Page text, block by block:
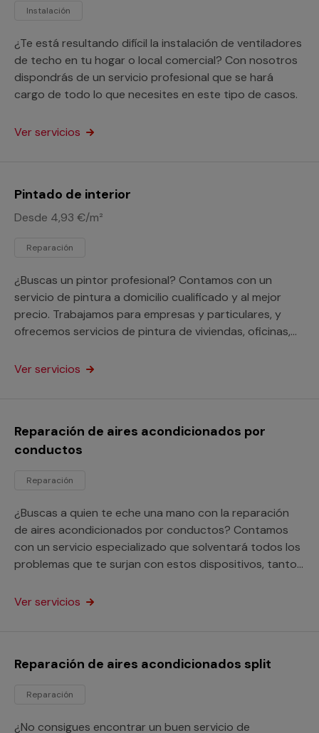
Instalación
¿Te está resultando difícil la instalación de ventiladores
de techo en tu hogar o local comercial? Con nosotros
dispondrás de un servicio profesional que se hará
cargo de todo lo que necesites en este tipo de casos.
Ver servicios
Pintado de interior
Desde 4,93 €/m²
Reparación
¿Buscas un pintor profesional? Contamos con un
servicio de pintura a domicilio cualificado y al mejor
precio. Trabajamos para empresas y particulares, y
ofrecemos servicios de pintura de viviendas, oficinas,
profesionales con años de experiencia en el sector.
Ver servicios
Reparación de aires acondicionados por
conductos
Reparación
¿Buscas a quien te eche una mano con la reparación
de aires acondicionados por conductos? Contamos
con un servicio especializado que solventará todos los
problemas que te surjan con estos dispositivos, tanto
negocios.
Ver servicios
Reparación de aires acondicionados split
Reparación
¿No consigues encontrar un buen servicio de